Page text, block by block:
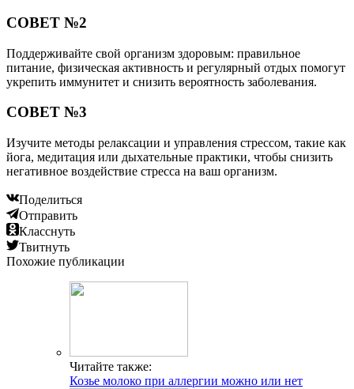
СОВЕТ №2
Поддерживайте свой организм здоровым: правильное
питание, физическая активность и регулярный отдых помогут
укрепить иммунитет и снизить вероятность заболевания.
СОВЕТ №3
Изучите методы релаксации и управления стрессом, такие как
йога, медитация или дыхательные практики, чтобы снизить
негативное воздействие стресса на ваш организм.
Поделиться
Отправить
Класснуть
Твитнуть
Похожие публикации
Читайте также:
Козье молоко при аллергии можно или нет